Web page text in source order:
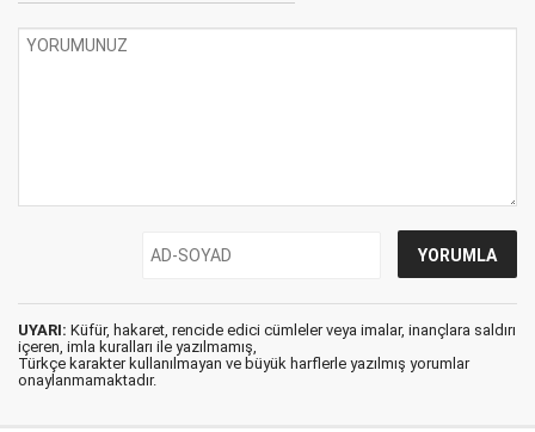
UYARI: Küfür, hakaret, rencide edici cümleler veya imalar, inançlara saldırı
içeren, imla kuralları ile yazılmamış,
Türkçe karakter kullanılmayan ve büyük harflerle yazılmış yorumlar
onaylanmamaktadır.